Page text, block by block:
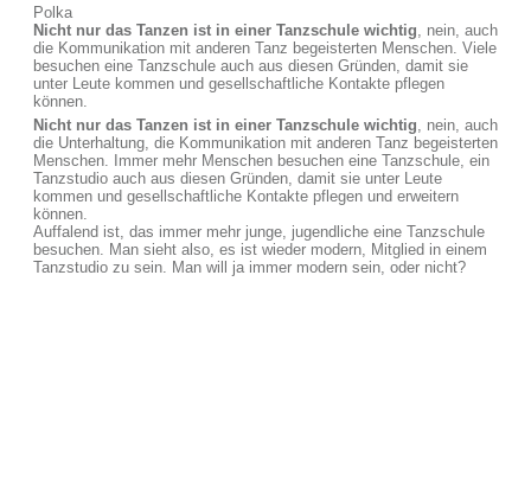
Polka
Nicht nur das Tanzen ist in einer Tanzschule wichtig, nein, auch
die Kommunikation mit anderen Tanz begeisterten Menschen. Viele
besuchen eine Tanzschule auch aus diesen Gründen, damit sie
unter Leute kommen und gesellschaftliche Kontakte pflegen
können.
Nicht nur das Tanzen ist in einer Tanzschule wichtig, nein, auch
die Unterhaltung, die Kommunikation mit anderen Tanz begeisterten
Menschen. Immer mehr Menschen besuchen eine Tanzschule, ein
Tanzstudio auch aus diesen Gründen, damit sie unter Leute
kommen und gesellschaftliche Kontakte pflegen und erweitern
können.
Auffalend ist, das immer mehr junge, jugendliche eine Tanzschule
besuchen. Man sieht also, es ist wieder modern, Mitglied in einem
Tanzstudio zu sein. Man will ja immer modern sein, oder nicht?